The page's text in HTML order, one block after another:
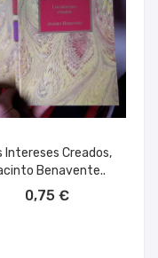
Intereses Creados,
Benavente..
0,75 €